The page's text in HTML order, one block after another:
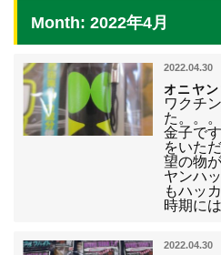
Month: 2022年4月
2022.04.30
オニヤン
ワクチ
た。。
金子で
をいた
望の物
ヤンハ
もハッ
時期に
2022.04.30